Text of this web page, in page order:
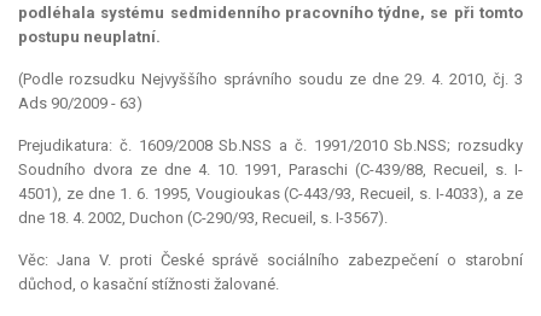
podléhala systému sedmidenního pracovního týdne, se při tomto
postupu neuplatní.
(Podle rozsudku Nejvyššího správního soudu ze dne 29. 4. 2010, čj. 3
Ads 90/2009 - 63)
Prejudikatura: č. 1609/2008 Sb.NSS a č. 1991/2010 Sb.NSS; rozsudky
Soudního dvora ze dne 4. 10. 1991, Paraschi (C-439/88, Recueil, s. I-
4501), ze dne 1. 6. 1995, Vougioukas (C-443/93, Recueil, s. I-4033), a ze
dne 18. 4. 2002, Duchon (C-290/93, Recueil, s. I-3567).
Věc: Jana V. proti České správě sociálního zabezpečení o starobní
důchod, o kasační stížnosti žalované.